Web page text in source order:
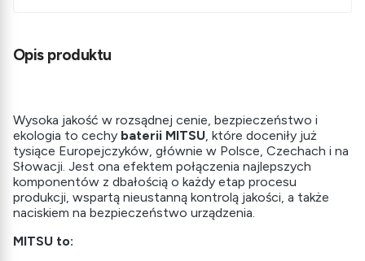
Opis produktu
Wysoka jakość w rozsądnej cenie, bezpieczeństwo i
ekologia to cechy baterii MITSU, które doceniły już
tysiące Europejczyków, głównie w Polsce, Czechach i na
Słowacji. Jest ona efektem połączenia najlepszych
komponentów z dbałością o każdy etap procesu
produkcji, wspartą nieustanną kontrolą jakości, a także
naciskiem na bezpieczeństwo urządzenia.
MITSU to: